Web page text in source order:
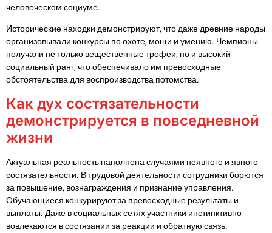
человеческом социуме.
Исторические находки демонстрируют, что даже древние народы
организовывали конкурсы по охоте, мощи и умению. Чемпионы
получали не только вещественные трофеи, но и высокий
социальный ранг, что обеспечивало им превосходные
обстоятельства для воспроизводства потомства.
Как дух состязательности
демонстрируется в повседневной
жизни
Актуальная реальность наполнена случаями неявного и явного
состязательности. В трудовой деятельности сотрудники борются
за повышение, вознаграждения и признание управления.
Обучающиеся конкурируют за превосходные результаты и
выплаты. Даже в социальных сетях участники инстинктивно
вовлекаются в состязании за реакции и обратную связь.